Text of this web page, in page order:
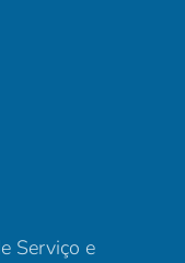
Serviço e